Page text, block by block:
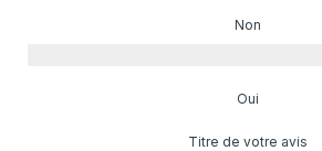
Non
Oui
Titre de votre avis